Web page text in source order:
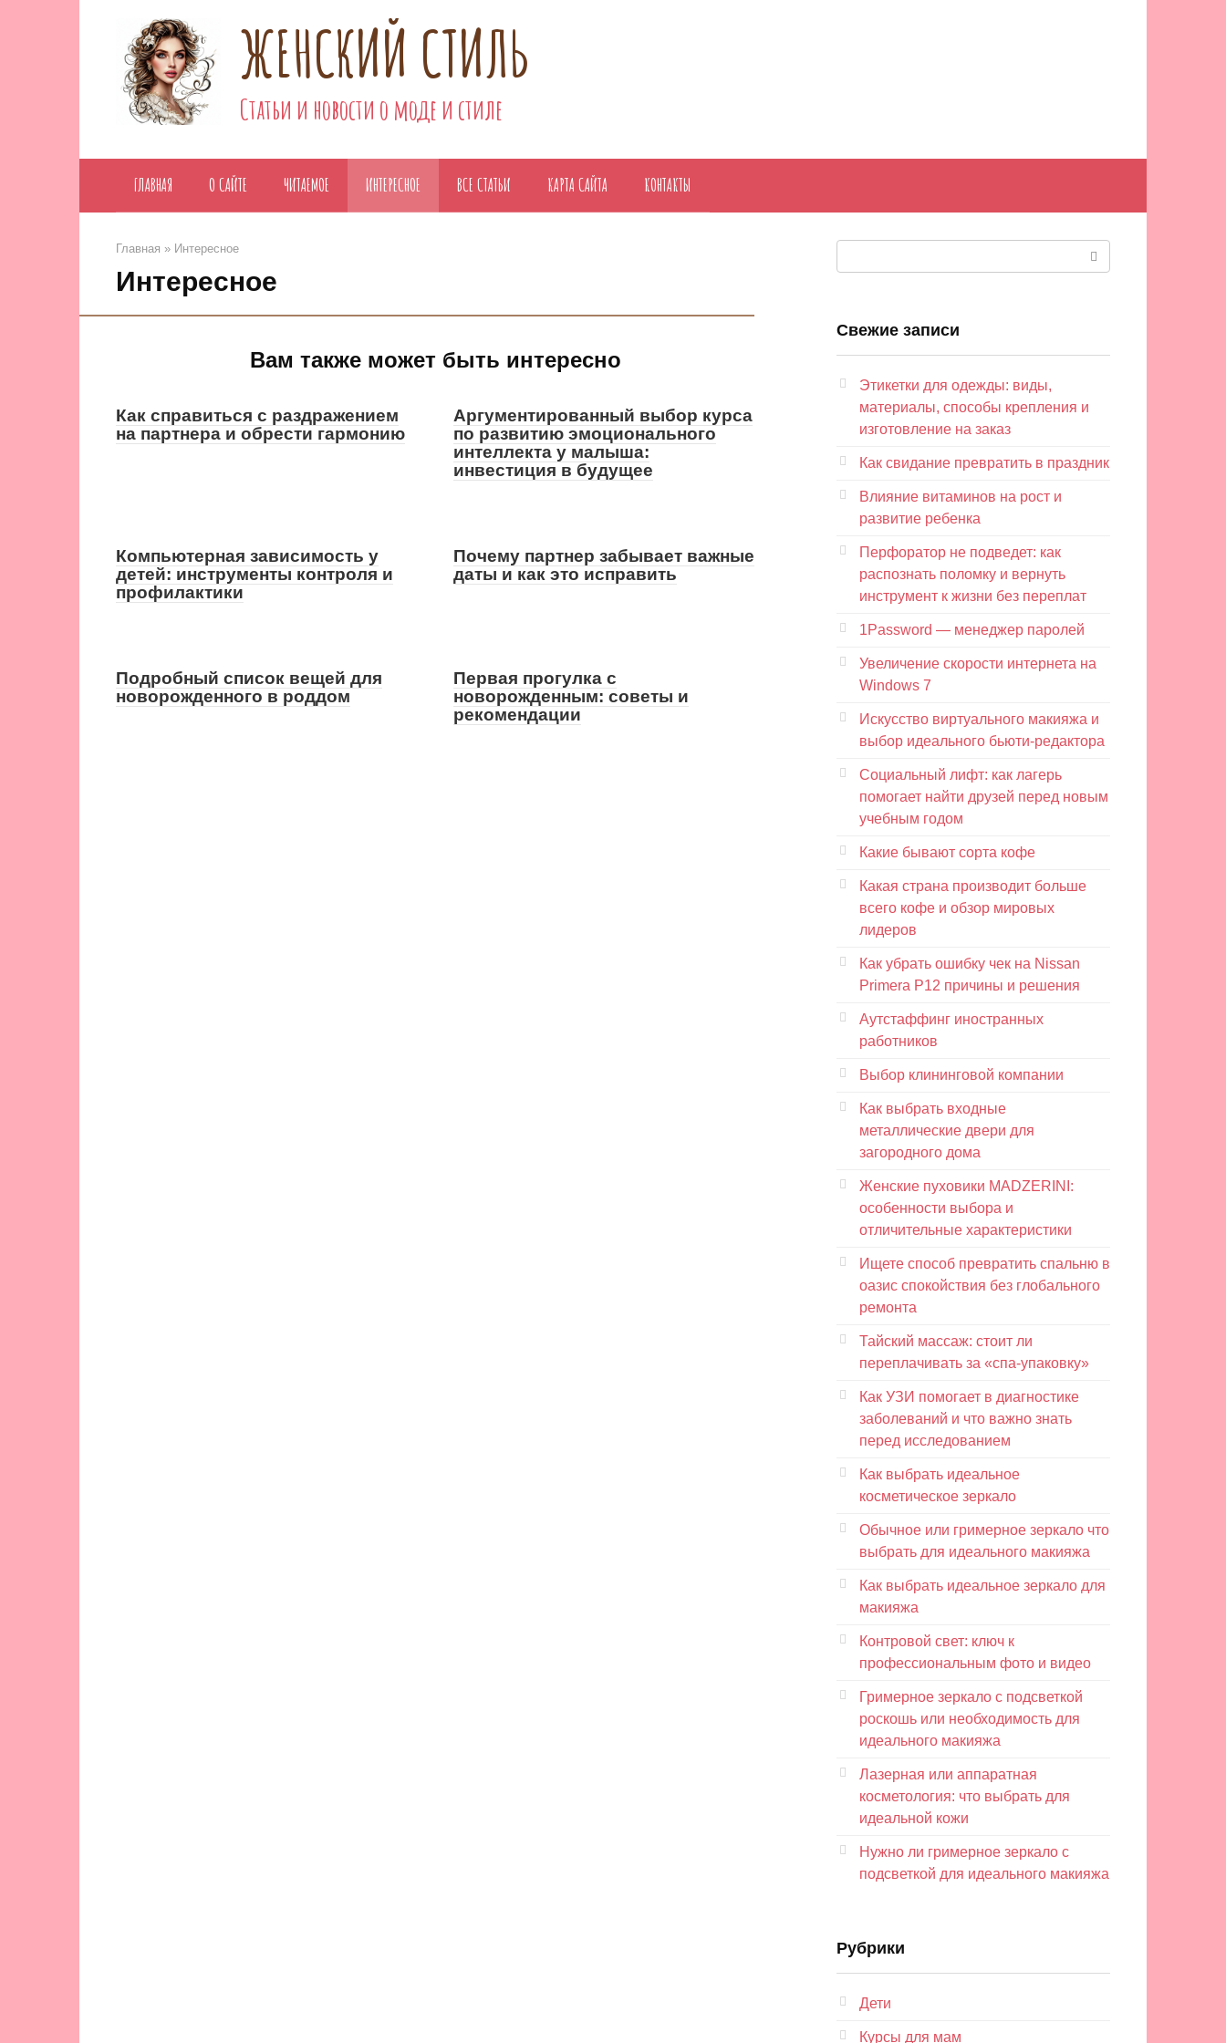
ЖЕНСКИЙ СТИЛЬ
Статьи и новости о моде и стиле
ГЛАВНАЯ О САЙТЕ ЧИТАЕМОЕ ИНТЕРЕСНОЕ ВСЕ СТАТЬИ КАРТА САЙТА КОНТАКТЫ
Главная » Интересное
Интересное
Вам также может быть интересно
Как справиться с раздражением
на партнера и обрести гармонию
Аргументированный выбор курса
по развитию эмоционального
интеллекта у малыша:
инвестиция в будущее
Компьютерная зависимость у
детей: инструменты контроля и
профилактики
Почему партнер забывает важные
даты и как это исправить
Подробный список вещей для
новорожденного в роддом
Первая прогулка с
новорожденным: советы и
рекомендации
Свежие записи
Этикетки для одежды: виды,
материалы, способы крепления и
изготовление на заказ
Как свидание превратить в праздник
Влияние витаминов на рост и
развитие ребенка
Перфоратор не подведет: как
распознать поломку и вернуть
инструмент к жизни без переплат
1Password — менеджер паролей
Увеличение скорости интернета на
Windows 7
Искусство виртуального макияжа и
выбор идеального бьюти-редактора
Социальный лифт: как лагерь
помогает найти друзей перед новым
учебным годом
Какие бывают сорта кофе
Какая страна производит больше
всего кофе и обзор мировых
лидеров
Как убрать ошибку чек на Nissan
Primera P12 причины и решения
Аутстаффинг иностранных
работников
Выбор клининговой компании
Как выбрать входные
металлические двери для
загородного дома
Женские пуховики MADZERINI:
особенности выбора и
отличительные характеристики
Ищете способ превратить спальню в
оазис спокойствия без глобального
ремонта
Тайский массаж: стоит ли
переплачивать за «спа-упаковку»
Как УЗИ помогает в диагностике
заболеваний и что важно знать
перед исследованием
Как выбрать идеальное
косметическое зеркало
Обычное или гримерное зеркало что
выбрать для идеального макияжа
Как выбрать идеальное зеркало для
макияжа
Контровой свет: ключ к
профессиональным фото и видео
Гримерное зеркало с подсветкой
роскошь или необходимость для
идеального макияжа
Лазерная или аппаратная
косметология: что выбрать для
идеальной кожи
Нужно ли гримерное зеркало с
подсветкой для идеального макияжа
Рубрики
Дети
Курсы для мам